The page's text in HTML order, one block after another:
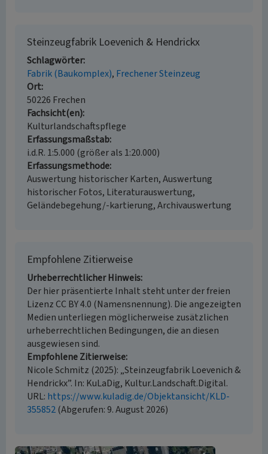
Steinzeugfabrik Loevenich & Hendrickx
Schlagwörter
Fabrik (Baukomplex) Frechener Steinzeug
Ort
50226 Frechen
Fachsicht(en)
Kulturlandschaftspflege
Erfassungsmaßstab
i.d.R. 1:5.000 (größer als 1:20.000)
Erfassungsmethode
Auswertung historischer Karten, Auswertung
historischer Fotos, Literaturauswertung,
Geländebegehung/-kartierung, Archivauswertung
Empfohlene Zitierweise
Urheberrechtlicher Hinweis
Der hier präsentierte Inhalt steht unter der freien
Lizenz CC BY 4.0 (Namensnennung). Die angezeigten
Medien unterliegen möglicherweise zusätzlichen
urheberrechtlichen Bedingungen, die an diesen
ausgewiesen sind.
Empfohlene Zitierweise
Nicole Schmitz (2025): „Steinzeugfabrik Loevenich &
Hendrickx”. In: KuLaDig, Kultur.Landschaft.Digital.
URL: https://www.kuladig.de/Objektansicht/KLD-
355852(Abgerufen: 9. August 2026)